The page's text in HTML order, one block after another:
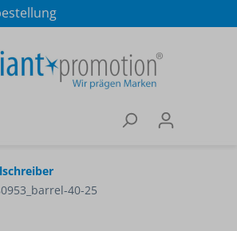
gerne:
040 / 570 18 25 70
40-25